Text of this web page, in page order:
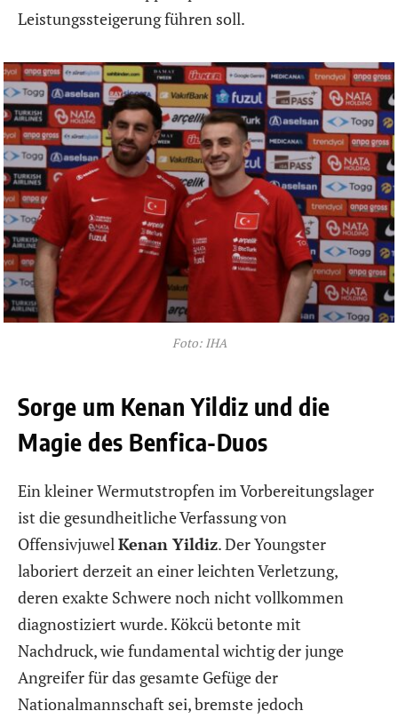
Leistungssteigerung führen soll.
Foto: IHA
Sorge um Kenan Yildiz und die
Magie des Benfica-Duos
Ein kleiner Wermutstropfen im Vorbereitungslager
ist die gesundheitliche Verfassung von
OffensivjuwelKenan Yildiz. Der Youngster
laboriert derzeit an einer leichten Verletzung,
deren exakte Schwere noch nicht vollkommen
diagnostiziert wurde. Kökcü betonte mit
Nachdruck, wie fundamental wichtig der junge
Angreifer für das gesamte Gefüge der
Nationalmannschaft sei, bremste jedoch